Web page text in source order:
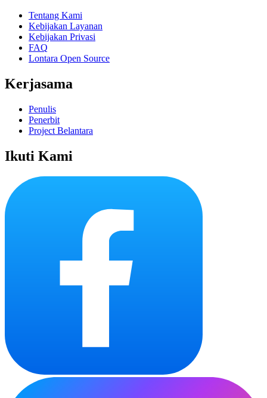
Tentang Kami
Kebijakan Layanan
Kebijakan Privasi
FAQ
Lontara Open Source
Kerjasama
Penulis
Penerbit
Project Belantara
Ikuti Kami